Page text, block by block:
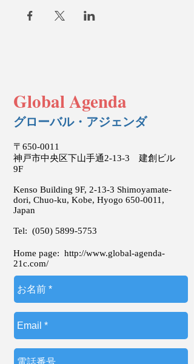
Global Agenda
グローバル・アジェンダ
〒650-0011
神戸市中央区下山手通2-13-3 建創ビル
9F
Kenso Building 9F, 2-13-3 Shimoyamate-
dori, Chuo-ku, Kobe, Hyogo 650-0011 ,
Japan
Tel: (050) 5899-5753
Home page: http://www.global-agenda-
21c.com/